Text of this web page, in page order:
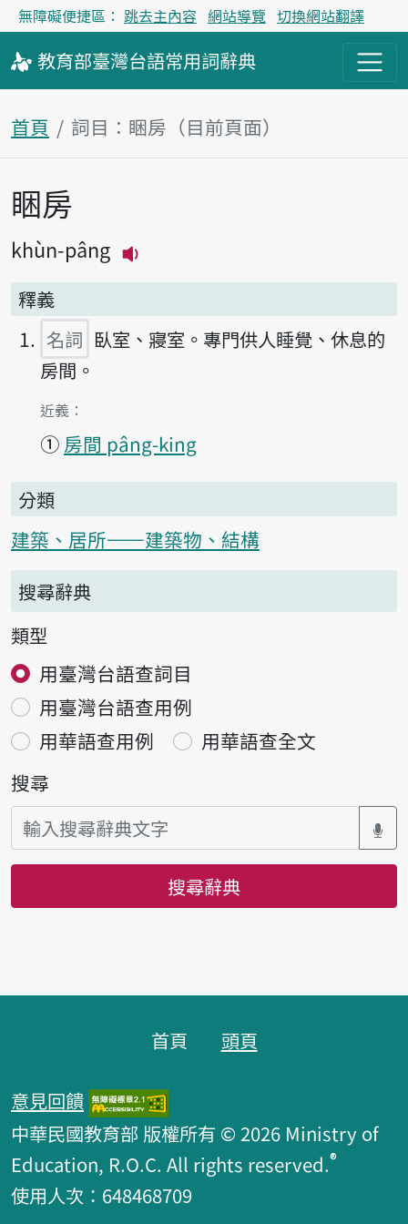
無障礙便捷區： 跳去主內容 網站導覽 切換網站翻譯
教育部臺灣台語常用詞辭典
首頁 詞目：睏房（目前頁面）
主內容區塊
睏房
khùn-pâng
釋義
名詞 臥室、寢室。專門供人睡覺、休息的
房間。
第1項釋義的
近義：
① 房間 pâng-king
分類
建築、居所——建築物、結構
搜尋辭典
類型
用臺灣台語查詞目
用臺灣台語查用例
用華語查用例
用華語查全文
搜尋
搜尋辭典
首頁 頭頁
意見回饋
中華民國教育部 版權所有 © 2026 Ministry of
Education, R.O.C. All rights reserved.®
使用人次：648468709